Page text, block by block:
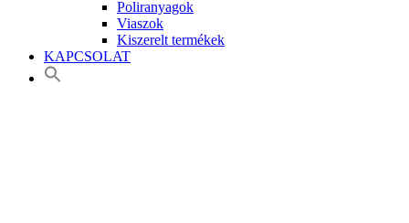
Poliranyagok
Viaszok
Kiszerelt termékek
KAPCSOLAT